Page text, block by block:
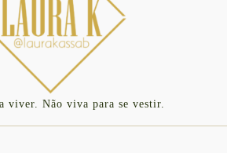
viver. Não viva para se vestir.